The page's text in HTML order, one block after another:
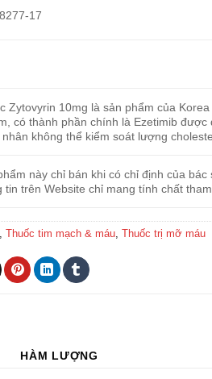
17
Zytovyrin 10mg là sản phẩm của Korea
có thành phần chính là Ezetimib được
nhân không thể kiểm soát lượng
này chỉ bán khi có chỉ định của bác
tin trên Website chỉ mang tính chất tham
, Thuốc tim mạch & máu, Thuốc trị mỡ máu
HÀM LƯỢNG